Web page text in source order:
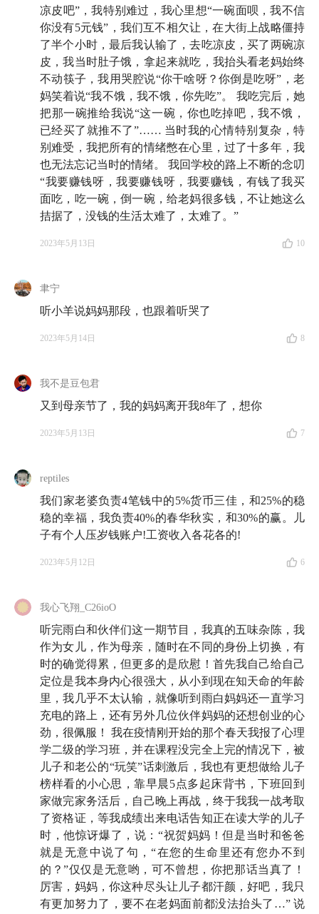
必须把事情解决了
31:27妈妈说，做生意最重要的就是不要欠人家钱，不
然很容易被拖垮
33:40妈妈一直梦想住进带花园的房子，真的买了，却
一天没有住过
34:59实干家妈妈曾经开过的店：咖啡馆、餐馆...
39:48现在的妈妈重新出发，持续创业，永远乐观可爱
（开业了我们都会去支持您的包子铺！）
42:16短短的十几分钟对话，怎么能概括妈妈一生的付
👩 第三位妈妈：为子女忙碌一生的家庭主
45:47持续十几年的上学，让家里的花销一直居高不下
48:25现在要给孩子们准备结婚事宜，财务压力最大
慢
54:29妈妈不想老了给子女添负担，最大的一笔花销是
给自己买养老保险
结尾
61:06 回到过去我们真的能做出更明智的决定吗？
61:50 和妈妈聊完后，我们的感受是...
67:30 彩蛋：我们想对妈妈说的一句话
🔍 相关节目
E44 说真的，你搞懂过你爸是怎么赚钱的吗?|父亲节特
🤔 附上我们问妈妈的五个问题，供大家
凉皮吧”，我特别难过，我心里想“一碗面呗，我不信
你没有5元钱”，我们互不相欠让，在大街上战略僵持
了半个小时，最后我认输了，去吃凉皮，买了两碗凉
皮，我当时肚子饿，拿起来就吃，我抬头看老妈始终
不动筷子，我用哭腔说“你干啥呀？你倒是吃呀”，老
妈笑着说“我不饿，我不饿，你先吃”。 我吃完后，她
把那一碗推给我说“这一碗，你也吃掉吧，我不饿，
已经买了就推不了”…… 当时我的心情特别复杂，特
别难受，我把所有的情绪憋在心里，过了十多年，我
也无法忘记当时的情绪。 我回学校的路上不断的念叨
“我要赚钱呀，我要赚钱呀，我要赚钱，有钱了我买
面吃，吃一碗，倒一碗，给老妈很多钱，不让她这么
拮据了，没钱的生活太难了，太难了。”
2023年5月13日 10
聿宁
听小羊说妈妈那段，也跟着听哭了
2023年5月14日 8
我不是豆包君
又到母亲节了，我的妈妈离开我8年了，想你
2023年5月13日 7
reptiles
我们家老婆负责4笔钱中的5%货币三佳，和25%的稳
稳的幸福，我负责40%的春华秋实，和30%的赢。儿
子有个人压岁钱账户!工资收入各花各的!
2023年5月12日 6
我心飞翔_C26ioO
听完雨白和伙伴们这一期节目，我真的五味杂陈，我
作为女儿，作为母亲，随时在不同的身份上切换，有
时的确觉得累，但更多的是欣慰！首先我自己给自己
定位是我本身内心很强大，从小到现在知天命的年龄
里，我几乎不太认输，就像听到雨白妈妈还一直学习
充电的路上，还有另外几位伙伴妈妈的还想创业的心
劲，很佩服！ 我在疫情刚开始的那个春天我报了心理
学二级的学习班，并在课程没完全上完的情况下，被
儿子和老公的“玩笑”话刺激后，我也有更想做给儿子
榜样看的小心思，靠早晨5点多起床背书，下班回到
家做完家务活后，自己晚上再战，终于我我一战考取
了资格证，等我成绩出来电话告知正在读大学的儿子
时，他惊讶爆了，说：“祝贺妈妈！但是当时和爸爸
就是无意中说了句，“在您的生命里还有您办不到
的？”仅仅是无意哟，可不曾想，你把那话当真了！
厉害，妈妈，你这种尽头让儿子都汗颜，好吧，我只
有更加努力了，要不在老妈面前都没法抬头了…” 说